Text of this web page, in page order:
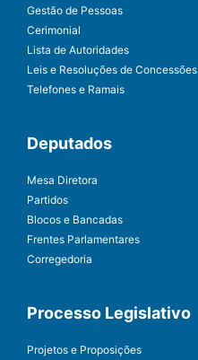
Gestão de Pessoas
Cerimonial
Lista de Autoridades
Leis e Resoluções de Concessões
Telefones e Ramais
Deputados
Mesa Diretora
Partidos
Blocos e Bancadas
Frentes Parlamentares
Corregedoria
Processo Legislativo
Projetos e Proposições